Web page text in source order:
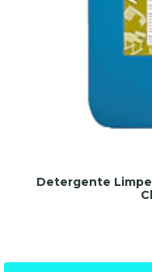
Detergente